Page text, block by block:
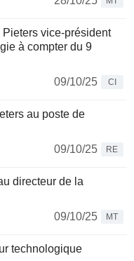
vice-président
à compter du 9
09/10/25
CI
au poste de
09/10/25
RE
directeur de la
09/10/25
MT
technologique